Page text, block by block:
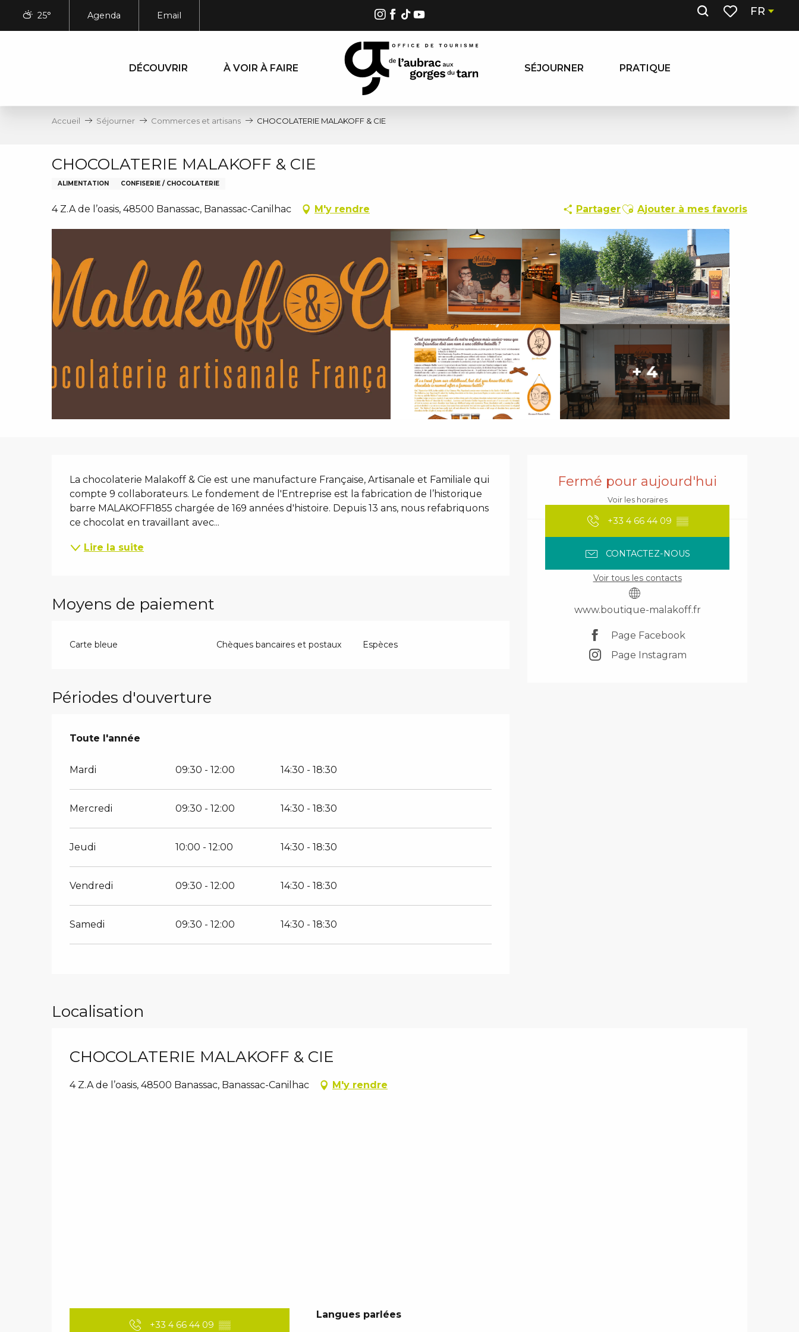
Recherche
FR
25° Agenda Email
DÉCOUVRIR À VOIR À FAIRE SÉJOURNER PRATIQUE
Accueil Séjourner Commerces et artisans CHOCOLATERIE MALAKOFF & CIE
CHOCOLATERIE MALAKOFF & CIE
ALIMENTATION CONFISERIE / CHOCOLATERIE
4 Z.A de l’oasis, 48500 Banassac, Banassac-Canilhac M'y rendre PartagerAjouter aux favoris
Ajouter à mes favoris
+ 4
Fermé pour aujourd'hui
Voir les horaires
+33 4 66 44 09 ▒▒
CONTACTEZ-NOUS
Voir tous les contacts
www.boutique-malakoff.fr
Page Facebook
Page Instagram
La chocolaterie Malakoff & Cie est une manufacture Française, Artisanale et Familiale qui
compte 9 collaborateurs. Le fondement de l'Entreprise est la fabrication de l’historique
barre MALAKOFF1855 chargée de 169 années d'histoire. Depuis 13 ans, nous refabriquons
ce chocolat en travaillant avec...
Lire la suite
Moyens de paiement
Carte bleue Chèques bancaires et postaux Espèces
Périodes d'ouverture
Toute l'année
Toute l'année
Mardi 09:30 - 12:00 14:30 - 18:30
Mercredi 09:30 - 12:00 14:30 - 18:30
Jeudi 10:00 - 12:00 14:30 - 18:30
Vendredi 09:30 - 12:00 14:30 - 18:30
Samedi 09:30 - 12:00 14:30 - 18:30
Localisation
CHOCOLATERIE MALAKOFF & CIE
4 Z.A de l’oasis, 48500 Banassac, Banassac-Canilhac M'y rendre
+33 4 66 44 09 ▒▒
Langues parlées
Langues parlées